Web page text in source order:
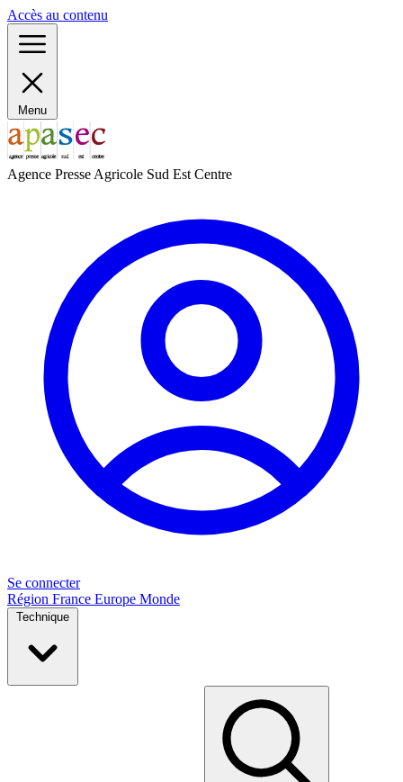
Accès au contenu
Menu
Agence Presse Agricole Sud Est Centre
Se connecter
Région France Europe Monde
Technique
Panneau de gestion des cookies